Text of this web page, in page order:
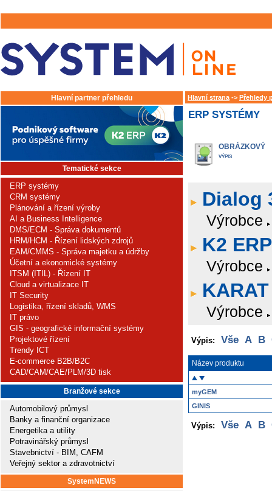
Hlavní partner přehledu
Tematické sekce
ERP systémy
CRM systémy
Plánování a řízení výroby
AI a Business Intelligence
DMS/ECM - Správa dokumentů
HRM/HCM - Řízení lidských zdrojů
EAM/CMMS - Správa majetku a údržby
Účetní a ekonomické systémy
ITSM (ITIL) - Řízení IT
Cloud a virtualizace IT
IT Security
Logistika, řízení skladů, WMS
IT právo
GIS - geografické informační systémy
Projektové řízení
Trendy ICT
E-commerce B2B/B2C
CAD/CAM/CAE/PLM/3D tisk
Branžové sekce
Automobilový průmysl
Banky a finanční organizace
Energetika a utility
Potravinářský průmysl
Stavebnictví - BIM, CAFM
Veřejný sektor a zdravotnictví
SystemNEWS
Hlavní strana -> Přehledy
ERP SYSTÉMY
OBRÁZKOVÝ
VÝPIS
Dialog
Výrobce
K2 ERP
Výrobce
KARAT
Výrobce
Výpis: Vše A B
Název produktu
myGEM
GINIS
Výpis: Vše A B